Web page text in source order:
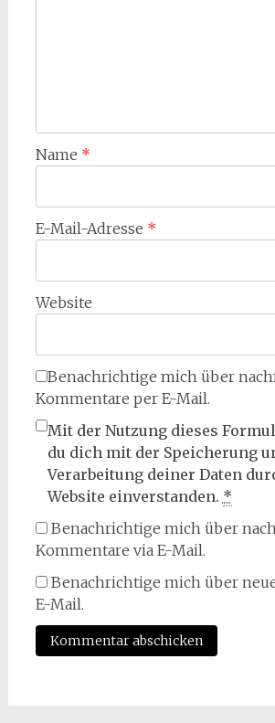
Name *
E-Mail-Adresse *
Website
Benachrichtige mich über
Kommentare per E-Mail.
Mit der Nutzung dieses
du dich mit der Speicherung
Verarbeitung deiner Daten
Website einverstanden. *
Benachrichtige mich über
Kommentare via E-Mail.
Benachrichtige mich über
E-Mail.